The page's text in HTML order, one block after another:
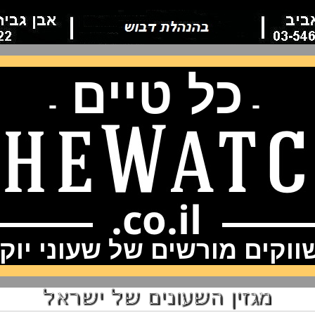
- כל טיים -
מורשים של שעוני